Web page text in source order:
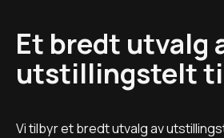
Et bredt utvalg
utstillingstelt
Vi tilbyr et bredt utvalg av